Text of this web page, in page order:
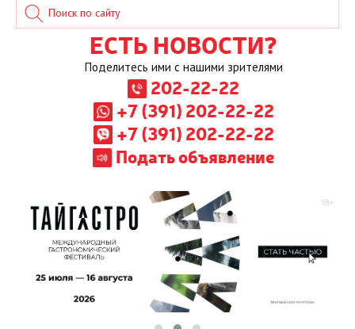
ЕСТЬ НОВОСТИ?
Поделитесь ими с нашими зрителями
202-22-22
+7 (391) 202-22-22
+7 (391) 202-22-22
Подать объявление